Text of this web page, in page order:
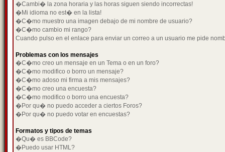
�Cambi� la zona horaria y las horas siguen siendo incorrectas!
�Mi idioma no est� en la lista!
�C�mo muestro una imagen debajo de mi nombre de usuario?
�C�mo cambio mi rango?
Cuando pulso en el enlace para enviar un correo a un usuario me pide
Problemas con los mensajes
�C�mo creo un mensaje en un Tema o en un foro?
�C�mo modifico o borro un mensaje?
�C�mo adoso mi firma a mis mensajes?
�C�mo creo una encuesta?
�C�mo modifico o borro una encuesta?
�Por qu� no puedo acceder a ciertos Foros?
�Por qu� no puedo votar en encuestas?
Formatos y tipos de temas
�Qu� es BBCode?
�Puedo usar HTML?